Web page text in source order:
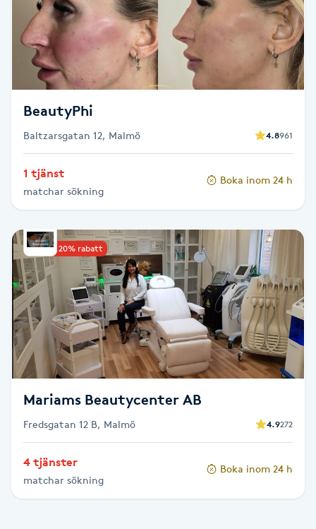
Damklippning
Diamantslipning
Enzympeeling
Extensions
Extensions borttagning
Eyeliner-tatuering
F
Face framing
Faceliftmassage
Fettreducering
BeautyPhi
Baltzarsgatan 12, Malmö 4.8961
1 tjänst
matchar sökning
Boka inom 24 h
Upp till 20% rabatt
Mariams Beautycenter AB
Fredsgatan 12 B, Malmö 4.9272
4 tjänster
matchar sökning
Boka inom 24 h